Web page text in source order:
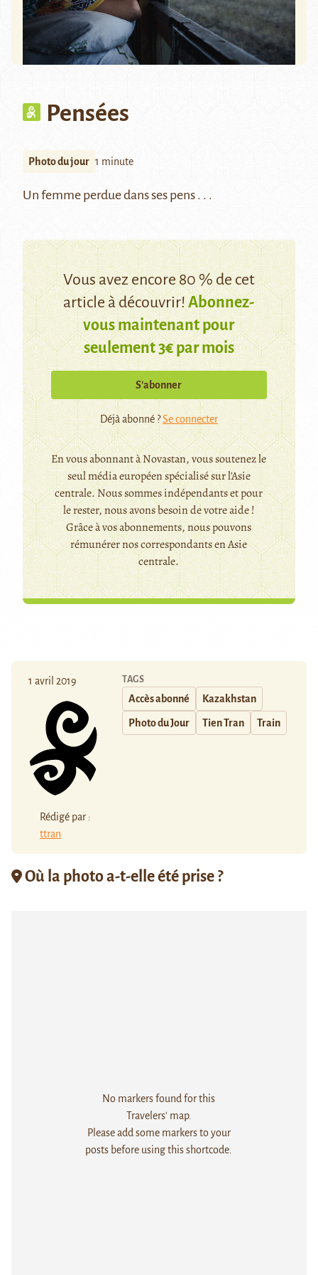
Pensées
Photo du jour 1 minute
Un femme perdue dans ses pens . . .
Vous avez encore 80 % de cet
article à découvrir!Abonnez-
vous maintenant pour
seulement 3€ par mois
S’abonner
Déjà abonné ?Se connecter
En vous abonnant à Novastan, vous soutenez le
seul média européen spécialisé sur l'Asie
centrale. Nous sommes indépendants et pour
le rester, nous avons besoin de votre aide !
Grâce à vos abonnements, nous pouvons
rémunérer nos correspondants en Asie
centrale.
1 avril 2019
Rédigé par :
ttran
TAGS
Accès abonné Kazakhstan
Photo du Jour Tien Tran Train
Où la photo a-t-elle été prise ?
No markers found for this
Travelers' map.
Please add some markers to your
posts before using this shortcode.